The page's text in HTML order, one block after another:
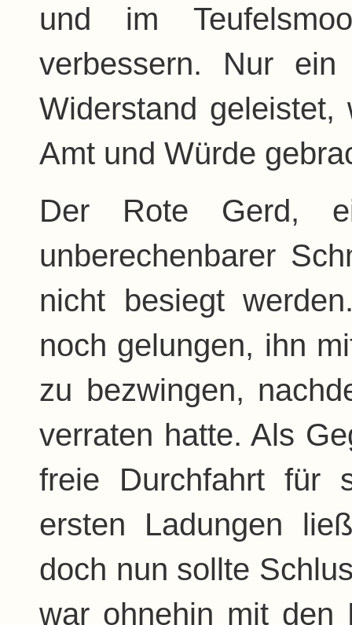
und im
verbessern. Nur ein
Widerstand
Amt und Würde
Der Rote Gerd,
unberechenbarer
nicht besiegt
noch gelungen, ihn
zu bezwingen,
verraten hatte. Als
freie Durchfahrt für
ersten Ladungen
doch nun sollte
war ohnehin mit den